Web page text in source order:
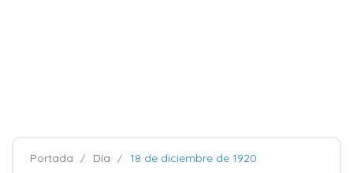
Portada Día 18 de diciembre de 1920